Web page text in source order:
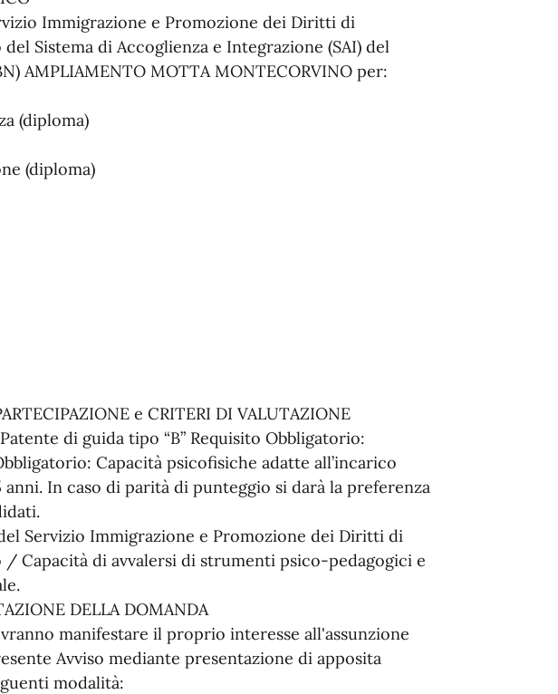
Immigrazione e Promozione dei Diritti di
Sistema di Accoglienza e Integrazione (SAI) del
AMPLIAMENTO MOTTA MONTECORVINO per:
(diploma)
(diploma)
e CRITERI DI VALUTAZIONE
di guida tipo “B” Requisito Obbligatorio:
Capacità psicofisiche adatte all’incarico
In caso di parità di punteggio si darà la preferenza
Servizio Immigrazione e Promozione dei Diritti di
/ Capacità di avvalersi di strumenti psico-pedagogici e
DELLA DOMANDA
manifestare il proprio interesse all'assunzione
Avviso mediante presentazione di apposita
modalità: